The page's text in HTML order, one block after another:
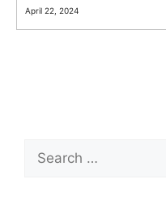
April 22, 2024
Search
for: